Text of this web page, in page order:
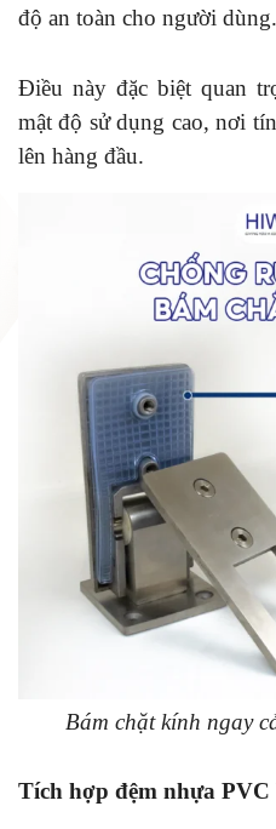
độ an toàn cho người dùng.
Điều này đặc biệt quan
mật độ sử dụng cao, nơi
lên hàng đầu.
Bám chặt kính ngay
Tích hợp đệm nhựa PVC